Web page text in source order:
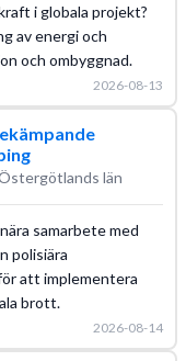
i globala projekt?
av energi och
och ombyggnad.
2026-08-13
län
samarbete med
polisiära
att implementera
brott.
2026-08-14